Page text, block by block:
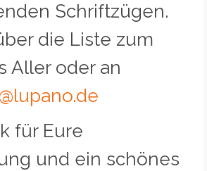
Schriftzügen.
die Liste zum
Aller oder an
für Eure
und ein schönes